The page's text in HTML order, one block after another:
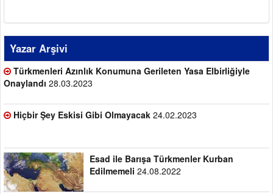
Yazar Arşivi
Türkmenleri Azınlık Konumuna Gerileten Yasa Elbirliğiyle
Onaylandı 28.03.2023
Hiçbir Şey Eskisi Gibi Olmayacak 24.02.2023
Esad ile Barışa Türkmenler Kurban
Edilmemeli 24.08.2022